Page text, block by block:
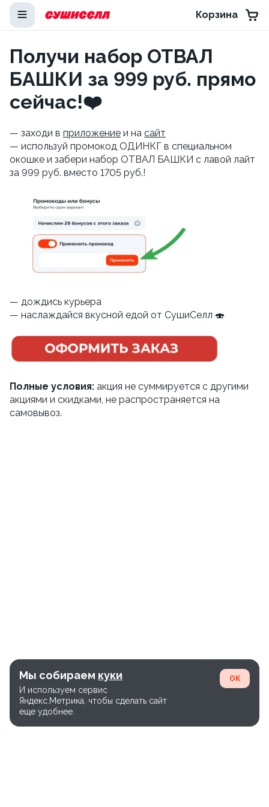
Корзина
Получи набор ОТВАЛ
БАШКИ за 999 руб. прямо
сейчас!❤️
— заходи в приложение и на сайт
— используй промокод ОДИНКГ в специальном
окошке и забери набор ОТВАЛ БАШКИ с лавой лайт
за 999 руб. вместо 1705 руб.!
— дождись курьера
— наслаждайся вкусной едой от СушиСелл 🍣
Полные условия: акция не суммируется с другими
акциями и скидками, не распространяется на
самовывоз.
Мы собираем куки
И используем сервис
Яндекс.Метрика, чтобы сделать сайт
еще удобнее.
OK